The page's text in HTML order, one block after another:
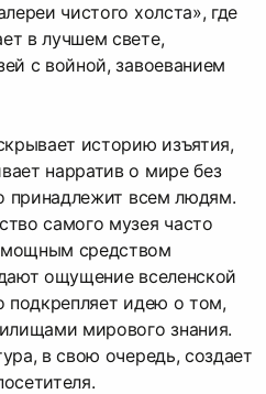
чистого холста», где
в лучшем свете,
с войной, завоеванием
историю изъятия,
нарратив о мире без
принадлежит всем людям.
самого музея часто
средством
ощущение вселенской
подкрепляет идею о том,
мирового знания.
в свою очередь, создает